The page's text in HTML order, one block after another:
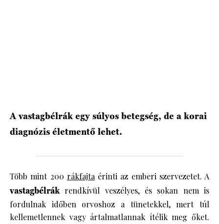
A vastagbélrák egy súlyos betegség, de a korai
diagnózis életmentő lehet.
Több mint 200 rákfajtaérinti az emberi szervezetet. A
vastagbélrákrendkívül veszélyes, és sokan nem is
fordulnak időben orvoshoz a tünetekkel, mert túl
kellemetlennek vagy ártalmatlannak ítélik meg őket.